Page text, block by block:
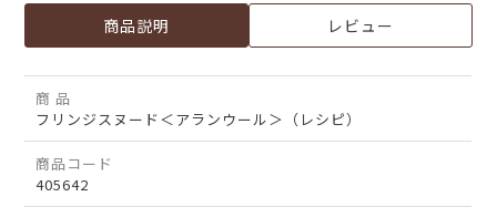
商品説明 レビュー
商 品
フリンジスヌード＜アランウール＞（レシピ）
商品コード
405642